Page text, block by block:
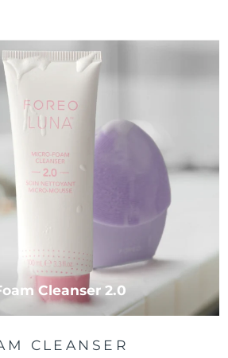
Cleanser 2.0
CLEANSER